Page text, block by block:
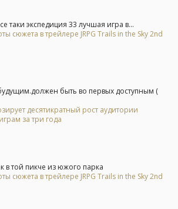
таки экспедиция 33 лучшая игра в...
сюжета в трейлере JRPG Trails in the Sky 2nd
быть во первых доступным (
десятикратный рост аудитории
за три года
в той пикче из южого парка
сюжета в трейлере JRPG Trails in the Sky 2nd